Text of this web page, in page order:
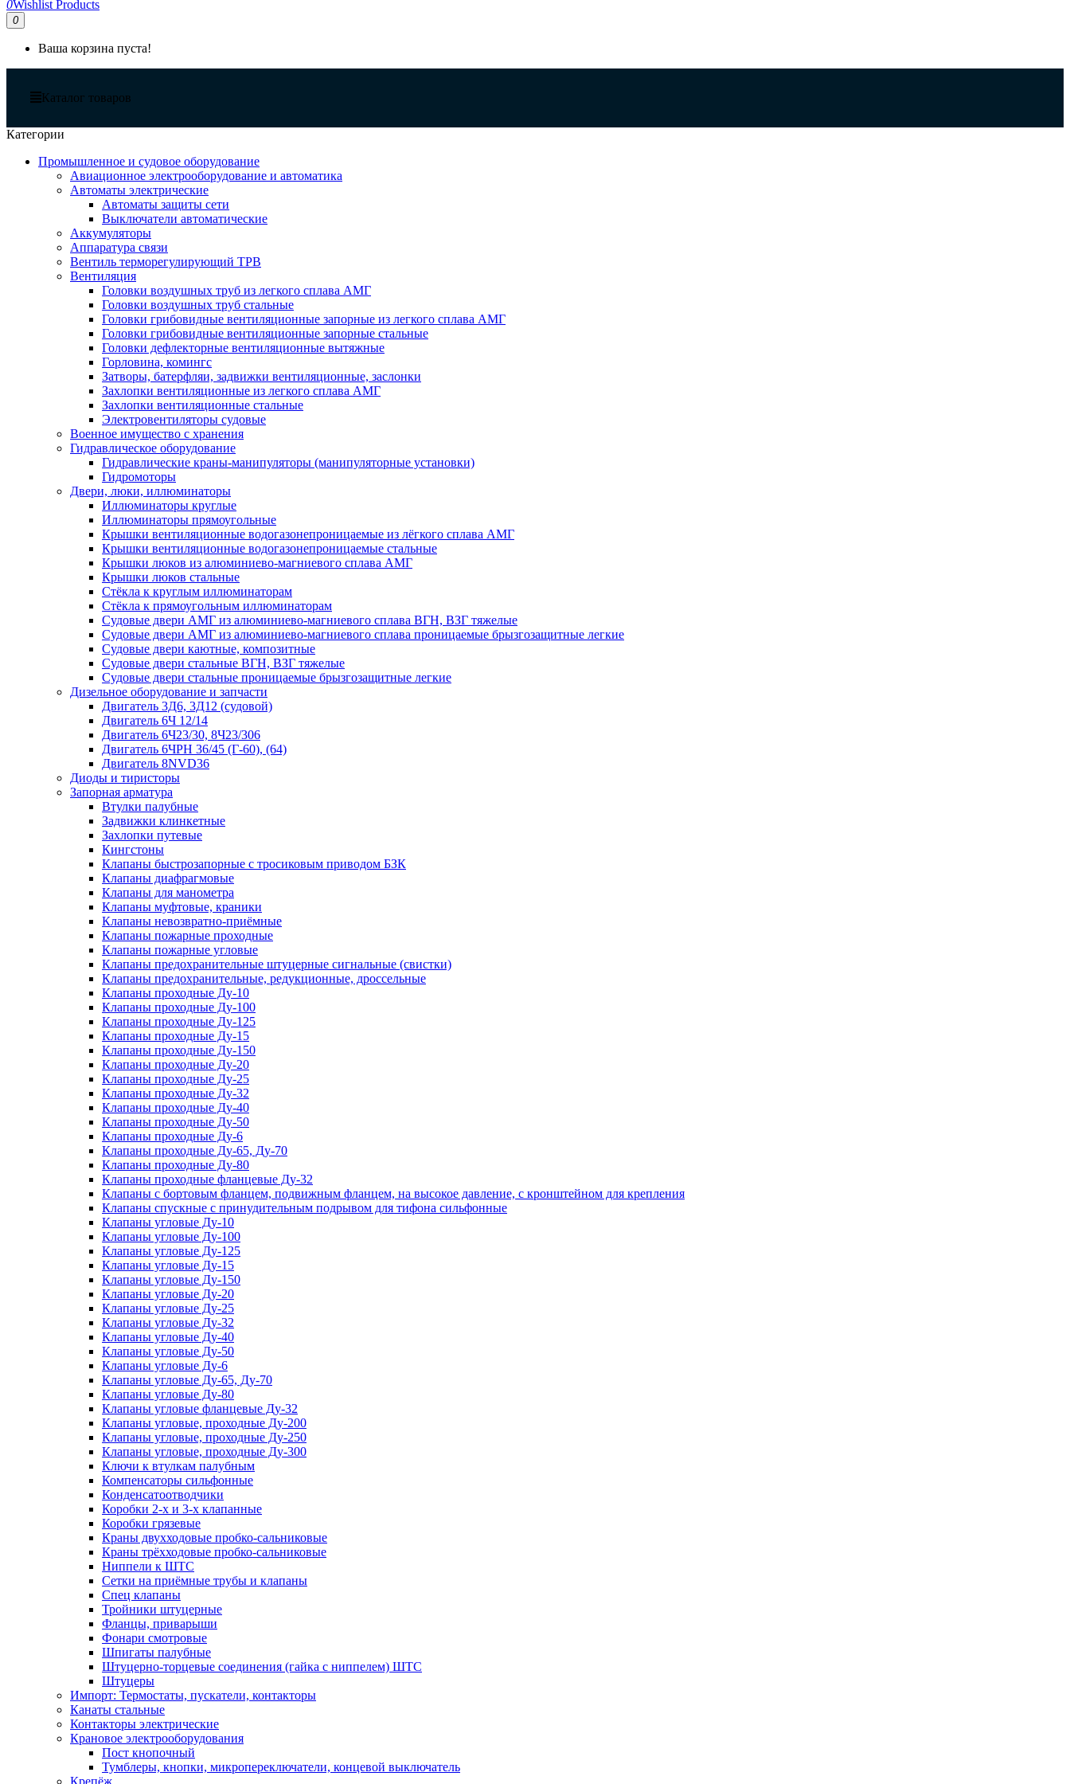
0Wishlist Products
0
Ваша корзина пуста!
Каталог товаров
Категории
Промышленное и судовое оборудование
Авиационное электрооборудование и автоматика
Автоматы электрические
Автоматы защиты сети
Выключатели автоматические
Аккумуляторы
Аппаратура связи
Вентиль терморегулирующий ТРВ
Вентиляция
Головки воздушных труб из легкого сплава АМГ
Головки воздушных труб стальные
Головки грибовидные вентиляционные запорные из легкого сплава АМГ
Головки грибовидные вентиляционные запорные стальные
Головки дефлекторные вентиляционные вытяжные
Горловина, комингс
Затворы, батерфляи, задвижки вентиляционные, заслонки
Захлопки вентиляционные из легкого сплава АМГ
Захлопки вентиляционные стальные
Электровентиляторы судовые
Военное имущество с хранения
Гидравлическое оборудование
Гидравлические краны-манипуляторы (манипуляторные установки)
Гидромоторы
Двери, люки, иллюминаторы
Иллюминаторы круглые
Иллюминаторы прямоугольные
Крышки вентиляционные водогазонепроницаемые из лёгкого сплава АМГ
Крышки вентиляционные водогазонепроницаемые стальные
Крышки люков из алюминиево-магниевого сплава АМГ
Крышки люков стальные
Стёкла к круглым иллюминаторам
Стёкла к прямоугольным иллюминаторам
Судовые двери АМГ из алюминиево-магниевого сплава ВГН, ВЗГ тяжелые
Судовые двери АМГ из алюминиево-магниевого сплава проницаемые брызгозащитные легкие
Судовые двери каютные, композитные
Судовые двери стальные ВГН, ВЗГ тяжелые
Судовые двери стальные проницаемые брызгозащитные легкие
Дизельное оборудование и запчасти
Двигатель 3Д6, 3Д12 (судовой)
Двигатель 6Ч 12/14
Двигатель 6Ч23/30, 8Ч23/306
Двигатель 6ЧРН 36/45 (Г-60), (64)
Двигатель 8NVD36
Диоды и тиристоры
Запорная арматура
Втулки палубные
Задвижки клинкетные
Захлопки путевые
Кингстоны
Клапаны быстрозапорные с тросиковым приводом БЗК
Клапаны диафрагмовые
Клапаны для манометра
Клапаны муфтовые, краники
Клапаны невозвратно-приёмные
Клапаны пожарные проходные
Клапаны пожарные угловые
Клапаны предохранительные штуцерные сигнальные (свистки)
Клапаны предохранительные, редукционные, дроссельные
Клапаны проходные Ду-10
Клапаны проходные Ду-100
Клапаны проходные Ду-125
Клапаны проходные Ду-15
Клапаны проходные Ду-150
Клапаны проходные Ду-20
Клапаны проходные Ду-25
Клапаны проходные Ду-32
Клапаны проходные Ду-40
Клапаны проходные Ду-50
Клапаны проходные Ду-6
Клапаны проходные Ду-65, Ду-70
Клапаны проходные Ду-80
Клапаны проходные фланцевые Ду-32
Клапаны с бортовым фланцем, подвижным фланцем, на высокое давление, с кронштейном для крепления
Клапаны спускные с принудительным подрывом для тифона сильфонные
Клапаны угловые Ду-10
Клапаны угловые Ду-100
Клапаны угловые Ду-125
Клапаны угловые Ду-15
Клапаны угловые Ду-150
Клапаны угловые Ду-20
Клапаны угловые Ду-25
Клапаны угловые Ду-32
Клапаны угловые Ду-40
Клапаны угловые Ду-50
Клапаны угловые Ду-6
Клапаны угловые Ду-65, Ду-70
Клапаны угловые Ду-80
Клапаны угловые фланцевые Ду-32
Клапаны угловые, проходные Ду-200
Клапаны угловые, проходные Ду-250
Клапаны угловые, проходные Ду-300
Ключи к втулкам палубным
Компенсаторы сильфонные
Конденсатоотводчики
Коробки 2-х и 3-х клапанные
Коробки грязевые
Краны двухходовые пробко-сальниковые
Краны трёхходовые пробко-сальниковые
Ниппели к ШТС
Сетки на приёмные трубы и клапаны
Спец клапаны
Тройники штуцерные
Фланцы, приварыши
Фонари смотровые
Шпигаты палубные
Штуцерно-торцевые соединения (гайка с ниппелем) ШТС
Штуцеры
Импорт: Термостаты, пускатели, контакторы
Канаты стальные
Контакторы электрические
Крановое электрооборудования
Пост кнопочный
Тумблеры, кнопки, микропереключатели, концевой выключатель
Крепёж